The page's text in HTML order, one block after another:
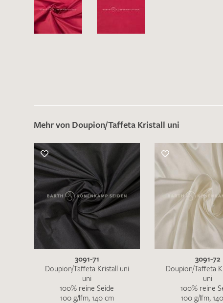
Musteranfrage stellen wollen, vermerken
Mehr von Doupion/Taffeta Kristall uni
3091-71
Doupion/Taffeta Kristall uni
uni
100% reine Seide
100 g/lfm, 140 cm
3091-72
Doupion/Taffeta
uni
100% reine
100 g/lfm,